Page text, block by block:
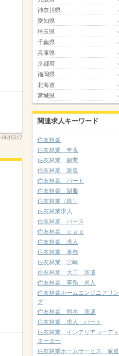
0615317
神奈川県
愛知県
埼玉県
千葉県
兵庫県
京都府
福岡県
北海道
宮城県
関連求人キーワード
住友林業
住友林業 年収
住友林業 副業
住友林業 派遣
住友林業 パート
住友林業 制服
住友林業（株）
住友林業求人
住友林業 パース
住友林業 ｃａｄ
住友林業 求人
住友林業 事務
住友林業 宮崎
住友林業 大工 派遣
住友林業 事務 求人
住友林業ホームエンジニアリン
グ
住友林業 熊本 派遣
住友林業 求人 パート
住友林業 インテリアコーディ
ネーター
住友林業ホームサービス 派遣